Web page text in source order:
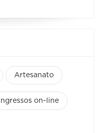
Artesanato
Ingressos on-line